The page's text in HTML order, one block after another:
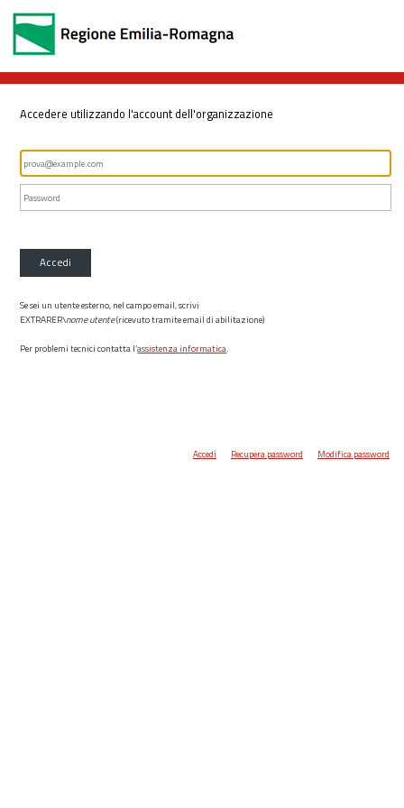
Accedere utilizzando l'account dell'organizzazione
Accedi
Se sei un utente esterno, nel campo email, scrivi
EXTRARER\nome utente(ricevuto tramite email di abilitazione)
Per problemi tecnici contatta l’assistenza informatica.
Accedi Recupera password Modifica password